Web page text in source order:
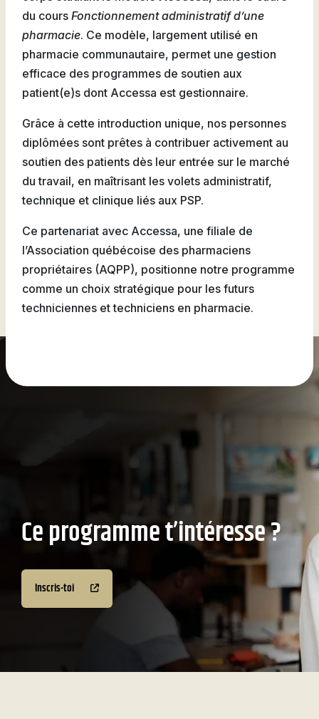
du cours Fonctionnement administratif d’une
pharmacie. Ce modèle, largement utilisé en
pharmacie communautaire, permet une gestion
efficace des programmes de soutien aux
patient(e)s dont Accessa est gestionnaire.
Grâce à cette introduction unique, nos personnes
diplômées sont prêtes à contribuer activement au
soutien des patients dès leur entrée sur le marché
du travail, en maîtrisant les volets administratif,
technique et clinique liés aux PSP.
Ce partenariat avec Accessa, une filiale de
l’Association québécoise des pharmaciens
propriétaires (AQPP), positionne notre programme
comme un choix stratégique pour les futurs
techniciennes et techniciens en pharmacie.
Ce programme t’intéresse ?
Inscris-toi